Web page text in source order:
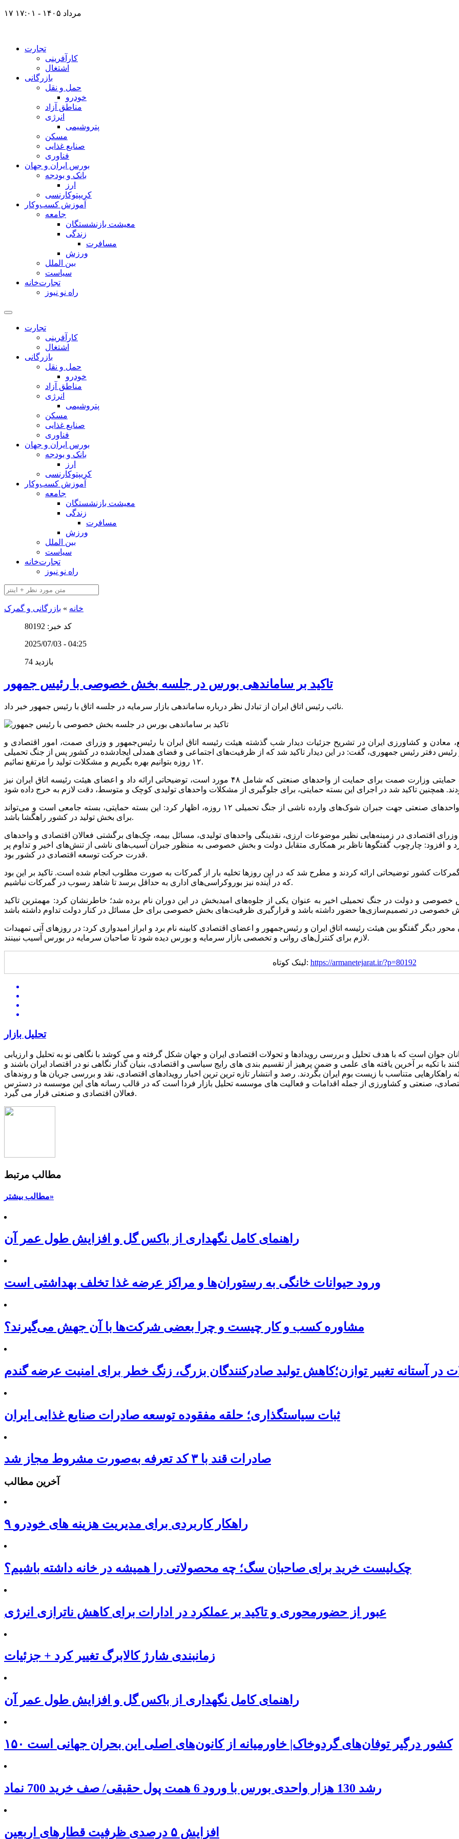
۱۷ مرداد ۱۴۰۵ - ۱۷:۰۱
تجارت
کارآفرینی
اشتغال
بازرگانی
حمل و نقل
خودرو
مناطق آزاد
انرژی
پتروشیمی
مسکن
صنایع غذایی
فناوری
بورس ایران و جهان
بانک و بودجه
ارز
کریپتوکارنسی
آموزش کسب‌وکار
جامعه
معیشت بازنشستگان
زندگی
مسافرت
ورزش
بین الملل
سیاست
تجارت‌خانه
راه نو نیوز
تجارت
کارآفرینی
اشتغال
بازرگانی
حمل و نقل
خودرو
مناطق آزاد
انرژی
پتروشیمی
مسکن
صنایع غذایی
فناوری
بورس ایران و جهان
بانک و بودجه
ارز
کریپتوکارنسی
آموزش کسب‌وکار
جامعه
معیشت بازنشستگان
زندگی
مسافرت
ورزش
بین الملل
سیاست
تجارت‌خانه
راه نو نیوز
خانه » بازرگانی و گمرک
کد خبر: 80192
2025/07/03 - 04:25
74 بازدید
تاکید بر ساماندهی بورس در جلسه بخش خصوصی با رئیس جمهور
نائب رئیس اتاق ایران از تبادل نظر درباره ساماندهی بازار سرمایه در جلسه اتاق با رئیس جمهور خبر داد.
معادن و کشاورزی ایران در تشریح جزئیات دیدار شب گذشته هیئت رئیسه اتاق ایران با رئیس‌جمهور و وزرای صمت، امور اقتصادی و
رئیس دفتر رئیس جمهوری، گفت: در این دیدار تاکید شد که از ظرفیت‌های اجتماعی و فضای همدلی ایجادشده در کشور پس از جنگ تحمیلی
۱۲ روزه بتوانیم بهره بگیریم و مشکلات تولید را مرتفع نمائیم.
نایب رئیس اتاق ایران افزود: وزیر صمت در این نشست درباره بسته حمایتی وزارت صمت برای حمایت از واحدهای صنعتی که شامل ۴۸ مورد است، توضیحاتی ارائه داد و اعضای هیئت رئیسه اتاق ایران نیز
بهرامن با قدردانی از وزیر صمت بخاطر طراحی بسته حمایتی برای واحدهای صنعتی جهت جبران شوک‌های وارده ناشی از جنگ تحمیلی ۱۲ روزه، اظهار کرد: این بسته حمایتی، بسته جامعی است و می‌تواند
برای بخش تولید در کشور راهگشا باشد.
اقتصادی در زمینه‌هایی نظیر موضوعات ارزی، نقدینگی واحدهای تولیدی، مسائل بیمه، چک‌های برگشتی فعالان اقتصادی و واحدهای
و افزود: چارچوب گفتگوها ناظر بر همکاری متقابل دولت و بخش خصوصی به منظور جبران آسیب‌های ناشی از تنش‌های اخیر و تداوم پر
قدرت حرکت توسعه اقتصادی در کشور بود.
کشور توضیحاتی ارائه کردند و مطرح شد که در این روزها تخلیه بار از گمرکات به صورت مطلوب انجام شده است. تاکید بر این بود
که در آینده نیز بوروکراسی‌های اداری به حداقل برسد تا شاهد رسوب در گمرکات نباشیم.
خصوصی و دولت در جنگ تحمیلی اخیر به عنوان یکی از جلوه‌های امیدبخش در این دوران نام برده شد؛ خاطرنشان کرد: مهمترین تاکید
دیگر گفتگو بین هیئت رئیسه اتاق ایران و رئیس‌جمهور و اعضای اقتصادی کابینه نام برد و ابراز امیدواری کرد: در روزهای آتی تمهیدات
لازم برای کنترل‌های روانی و تخصصی بازار سرمایه و بورس دیده شود تا صاحبان سرمایه در بورس آسیب نبینند.
لینک کوتاه: https://armanetejarat.ir/?p=80192
تحلیل بازار
جوان است که با هدف تحلیل و بررسی رویدادها و تحولات اقتصادی ایران و جهان شکل گرفته و می کوشد با نگاهی نو به تحلیل و ارزیابی
تکیه بر آخرین یافته های علمی و ضمن پرهیز از تقسیم بندی های رایج سیاسی و اقتصادی، بنیان گذار نگاهی نو در اقتصاد ایران باشند و
متناسب با زیست بوم ایران بگردند. رصد و انتشار تازه ترین ترین اخبار رویدادهای اقتصادی، نقد و بررسی جریان ها و روندهای
اقتصادی، صنعتی و کشاورزی از جمله اقدامات و فعالیت های موسسه تحلیل بازار فردا است که در قالب رسانه های این موسسه در دسترس
فعالان اقتصادی و صنعتی قرار می گیرد.
مطالب مرتبط
مطالب بیشتر»
راهنمای کامل نگهداری از باکس گل و افزایش طول عمر آن
ورود حیوانات خانگی به رستوران‌ها و مراکز عرضه غذا تخلف بهداشتی است
مشاوره کسب و کار چیست و چرا بعضی شرکت‌ها با آن جهش می‌گیرند؟
در آستانه تغییر توازن؛کاهش تولید صادرکنندگان بزرگ، زنگ خطر برای امنیت عرضه گندم
ثبات سیاستگذاری؛ حلقه مفقوده توسعه صادرات صنایع غذایی ایران
صادرات قند با ۳ کد تعرفه به‌صورت مشروط مجاز شد
آخرین مطالب
۹ راهکار کاربردی برای مدیریت هزینه های خودرو
چک‌لیست خرید برای صاحبان سگ؛ چه محصولاتی را همیشه در خانه داشته باشیم؟
عبور از حضورمحوری و تاکید بر عملکرد در ادارات برای کاهش ناترازی انرژی
زمانبندی شارژ کالابرگ تغییر کرد + جزئیات
راهنمای کامل نگهداری از باکس گل و افزایش طول عمر آن
۱۵۰ کشور درگیر توفان‌های گردوخاک| خاورمیانه از کانون‌های اصلی این بحران جهانی است
رشد 130 هزار واحدی بورس با ورود 6 همت پول حقیقی/ صف خرید 700 نماد
افزایش ۵ درصدی ظرفیت قطارهای اربعین